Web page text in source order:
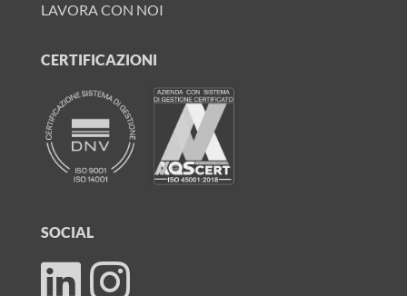
LAVORA CON NOI
CERTIFICAZIONI
SOCIAL